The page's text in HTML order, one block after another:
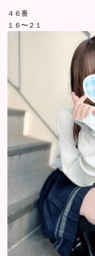
４６番
１６〜２１